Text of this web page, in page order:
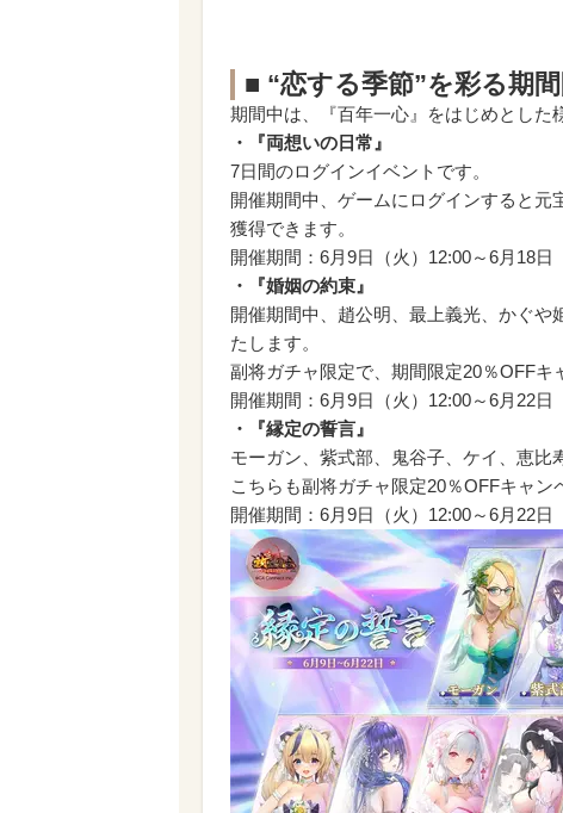
■ “恋する季節”を彩る期
期間中は、『百年一心』をはじめとした
・『両想いの日常』
7日間のログインイベントです。
開催期間中、ゲームにログインすると
獲得できます。
開催期間：6月9日（火）12:00～6月18日
・『婚姻の約束』
開催期間中、趙公明、最上義光、かぐ
たします。
副将ガチャ限定で、期間限定20％OFFキ
開催期間：6月9日（火）12:00～6月22日
・『縁定の誓言』
モーガン、紫式部、鬼谷子、ケイ、恵比
こちらも副将ガチャ限定20％OFFキャン
開催期間：6月9日（火）12:00～6月22日